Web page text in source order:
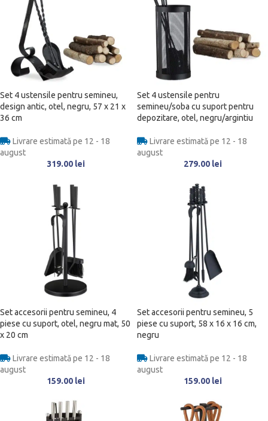
Set 4 ustensile pentru semineu,
design antic, otel, negru, 57 x 21 x
36 cm
Livrare estimată pe 12 - 18
august
319.00 lei
Set 4 ustensile pentru
semineu/soba cu suport pentru
depozitare, otel, negru/argintiu
Livrare estimată pe 12 - 18
august
279.00 lei
Set accesorii pentru semineu, 4
piese cu suport, otel, negru mat, 50
x 20 cm
Livrare estimată pe 12 - 18
august
159.00 lei
Set accesorii pentru semineu, 5
piese cu suport, 58 x 16 x 16 cm,
negru
Livrare estimată pe 12 - 18
august
159.00 lei